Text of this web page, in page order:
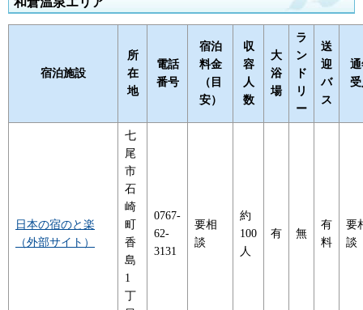
宿泊施設
所
在
地
電話
番号
宿泊
料金
（目
安）
収
容
人
数
大
浴
場
ラ
ン
ド
リ
ー
送
迎
バ
ス
日本の宿のと楽
（外部サイト）
七
尾
市
石
崎
町
香
島
1
丁
0767-
62-
3131
要相
談
約
100
人
有 無
有
料
要
談